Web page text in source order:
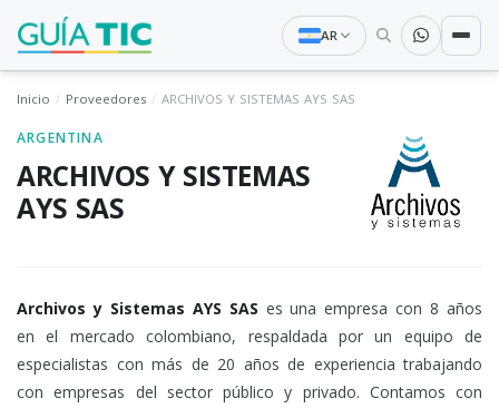
AR
Inicio Proveedores ARCHIVOS Y SISTEMAS AYS SAS
ARGENTINA
ARCHIVOS Y SISTEMAS
AYS SAS
Archivos y Sistemas AYS SAS es una empresa con 8 años
en el mercado colombiano, respaldada por un equipo de
especialistas con más de 20 años de experiencia trabajando
con empresas del sector público y privado. Contamos con